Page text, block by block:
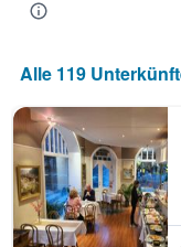
anzeigt.
Aufenthaltsdatum
Diagramm
1
X-
Achse,
die
die
Anzahl
Alle 119